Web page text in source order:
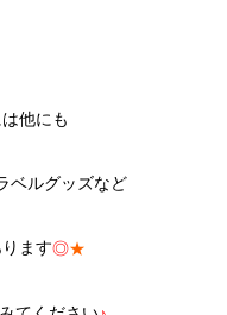
他にも
ベルグッズなど
ます◎★